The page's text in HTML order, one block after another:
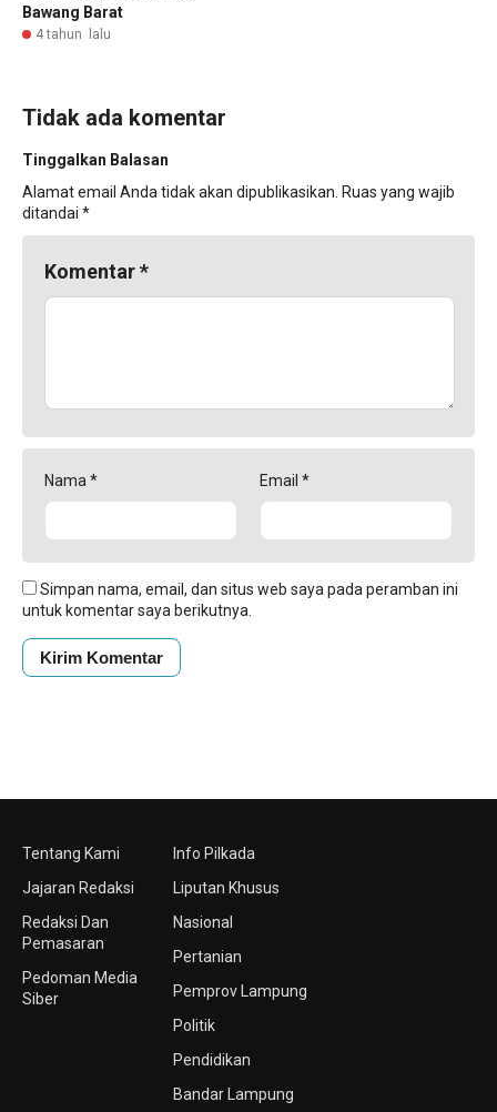
Bawang Barat
4 tahun lalu
Tidak ada komentar
Tinggalkan Balasan
Alamat email Anda tidak akan dipublikasikan. Ruas yang wajib
ditandai *
Komentar*
Nama * Email *
Simpan nama, email, dan situs web saya pada peramban ini
untuk komentar saya berikutnya.
Tentang Kami
Jajaran Redaksi
Redaksi Dan
Pemasaran
Pedoman Media
Siber
Info Pilkada
Liputan Khusus
Nasional
Pertanian
Pemprov Lampung
Politik
Pendidikan
Bandar Lampung